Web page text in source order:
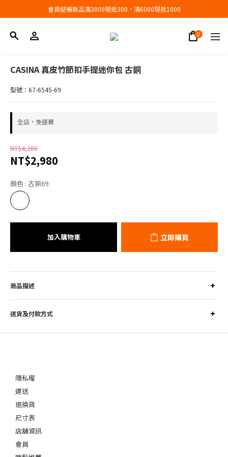
會員結帳新品滿3000現抵300，滿6000現抵1000
會員結帳新品滿3000現抵300，滿6000現抵1000
CASINA 真皮竹節扣手提迷你包 古銅
型號：67-6545-69
全店，免運費
NT$4,280
NT$2,980
顏色 : 古銅69
加入購物車 立即購買
商品描述
送貨及付款方式
隱私權
運送
退換貨
尺寸表
店舖資訊
會員